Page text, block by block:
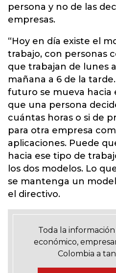
persona y no de las
empresas.
“Hoy en día existe el
trabajo, con personas
que trabajan de lunes
mañana a 6 de la
futuro se mueva hacia
que una persona
cuántas horas o si de
para otra empresa
aplicaciones. Puede
hacia ese tipo de
los dos modelos. Lo
se mantenga un
el directivo.
Toda la
económico,
Colombia a